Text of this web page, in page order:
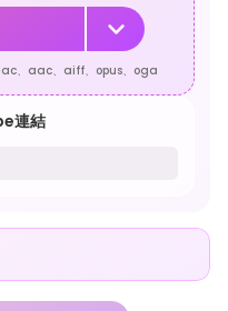
、aac、aiff、opus、oga
連結